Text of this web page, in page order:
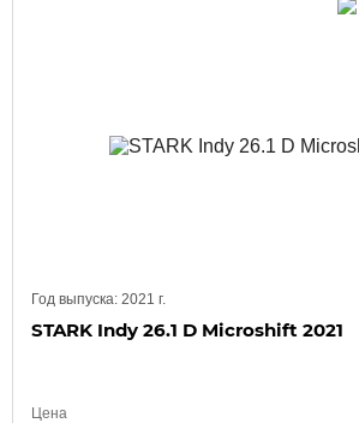
Год выпуска: 2021 г.
STARK Indy 26.1 D Microshift 2021
Цена